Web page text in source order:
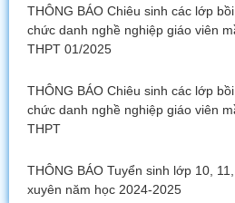
THÔNG BÁO Chiêu sinh các lớp
chức danh nghề nghiệp giáo viên
THPT 01/2025
THÔNG BÁO Chiêu sinh các lớp
chức danh nghề nghiệp giáo viên
THPT
THÔNG BÁO Tuyển sinh lớp 10,
xuyên năm học 2024-2025